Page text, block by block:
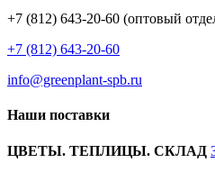
+7 (812) 643-20-60 (оптовый
+7 (812) 643-20-60
info@greenplant-spb.ru
Наши поставки
ЦВЕТЫ. ТЕПЛИЦЫ. СКЛАД